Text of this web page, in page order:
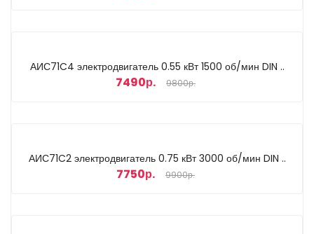
АИС71C4 электродвигатель 0.55 кВт 1500 об/мин DIN ..
7490р. 9800р.
АИС71C2 электродвигатель 0.75 кВт 3000 об/мин DIN ..
7750р. 9900р.